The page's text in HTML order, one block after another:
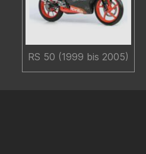
RS 50 (1999 bis 2005)